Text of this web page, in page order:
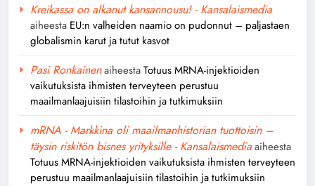
Kreikassa on alkanut kansannousu! - Kansalaismedia
aiheesta EU:n valheiden naamio on pudonnut – paljastaen
globalismin karut ja tutut kasvot
Pasi RonkainenaiheestaTotuus MRNA-injektioiden
vaikutuksista ihmisten terveyteen perustuu
maailmanlaajuisiin tilastoihin ja tutkimuksiin
mRNA - Markkina oli maailmanhistorian tuottoisin –
täysin riskitön bisnes yrityksille - Kansalaismediaaiheesta
Totuus MRNA-injektioiden vaikutuksista ihmisten terveyteen
perustuu maailmanlaajuisiin tilastoihin ja tutkimuksiin